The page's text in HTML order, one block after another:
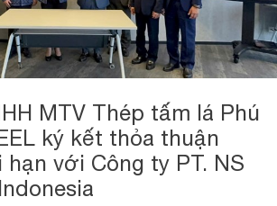
MTV Thép tấm lá Phú
ký kết thỏa thuận
với Công ty PT. NS